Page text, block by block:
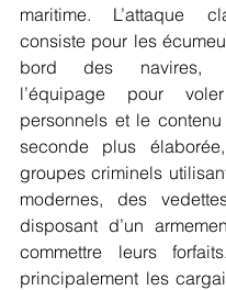
maritime. L’attaque
consiste pour les
bord des navires,
l’équipage pour
personnels et le
seconde plus
groupes criminels
modernes, des
disposant d’un
commettre leurs
principalement les